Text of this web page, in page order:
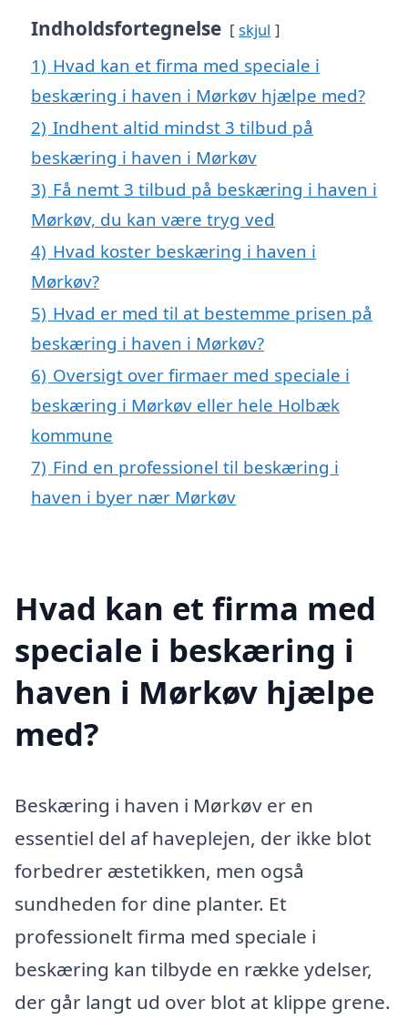
Indholdsfortegnelse skjul
1) Hvad kan et firma med speciale i
beskæring i haven i Mørkøv hjælpe med?
2) Indhent altid mindst 3 tilbud på
beskæring i haven i Mørkøv
3) Få nemt 3 tilbud på beskæring i haven i
Mørkøv, du kan være tryg ved
4) Hvad koster beskæring i haven i
Mørkøv?
5) Hvad er med til at bestemme prisen på
beskæring i haven i Mørkøv?
6) Oversigt over firmaer med speciale i
beskæring i Mørkøv eller hele Holbæk
kommune
7) Find en professionel til beskæring i
haven i byer nær Mørkøv
Hvad kan et firma med
speciale i beskæring i
haven i Mørkøv hjælpe
med?
Beskæring i haven i Mørkøv er en
essentiel del af haveplejen, der ikke blot
forbedrer æstetikken, men også
sundheden for dine planter. Et
professionelt firma med speciale i
beskæring kan tilbyde en række ydelser,
der går langt ud over blot at klippe grene.